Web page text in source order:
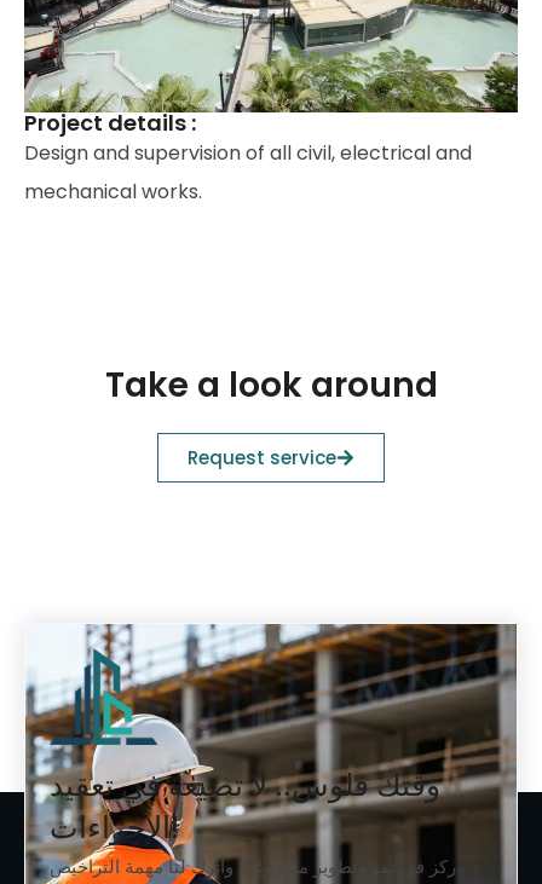
Project details :
Design and supervision of all civil, electrical and
mechanical works.
Take a look around
Request service
وقتك فلوس.. لا تضيعه في تعقيد
الإجراءات!
ركز في نمو وتطوير مشروعك واترك لنا مهمة التراخيص